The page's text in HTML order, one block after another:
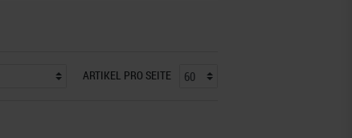
ARTIKEL PRO SEITE